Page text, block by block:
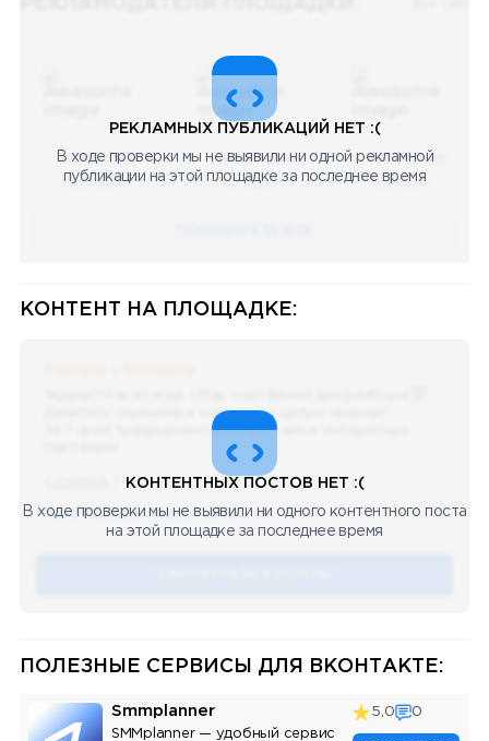
08.05.2023
Научный
08.05.2023
Научный
08.05.2023
Научный
РЕКЛАМНЫХ ПУБЛИКАЦИЙ НЕТ :(
В ходе проверки мы не выявили ни одной рекламной
публикации на этой площадке за последнее время
КОНТЕНТ НА ПЛОЩАДКЕ:
Делитесь скринами в комментах целую неделю!
За 7 дней традиционно выберу самые интересные
🔥 75 👍🏻 487 ❤️ 875 🥴 19 12.4k 12:45
КОНТЕНТНЫХ ПОСТОВ НЕТ :(
В ходе проверки мы не выявили ни одного контентного поста
на этой площадке за последнее время
ПОЛЕЗНЫЕ СЕРВИСЫ ДЛЯ ВКОНТАКТЕ:
Smmplanner
SMMplanner — удобный сервис
5,0 0